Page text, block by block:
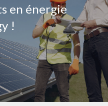
en énergie
!